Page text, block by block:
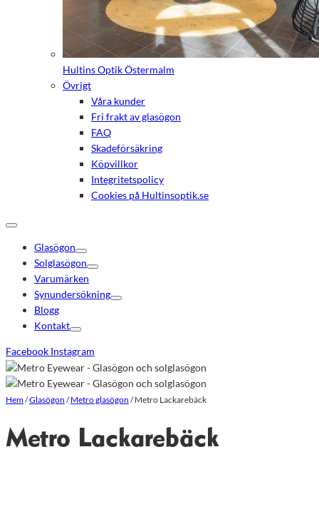
Hultins Optik Östermalm
Övrigt
Våra kunder
Fri frakt av glasögon
FAQ
Skadeförsäkring
Köpvillkor
Integritetspolicy
Cookies på Hultinsoptik.se
Glasögon
Solglasögon
Varumärken
Synundersökning
Blogg
Kontakt
Facebook Instagram
Hem/Glasögon /Metro glasögon /Metro Lackarebäck
Metro Lackarebäck